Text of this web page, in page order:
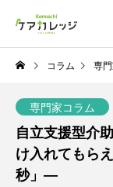
コラム 専
専門家コラム
自立支援型介
け入れてもら
秒」—